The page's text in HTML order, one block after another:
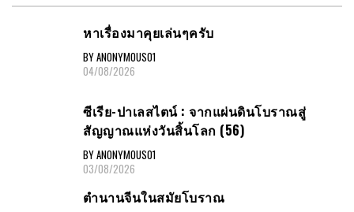
หาเรื่องมาคุยเล่นๆครับ
BY ANONYMOUS01
04/08/2026
ซีเรีย-ปาเลสไตน์ : จากแผ่นดินโบราณสู่
สัญญาณแห่งวันสิ้นโลก (56)
BY ANONYMOUS01
03/08/2026
ตำนานจีนในสมัยโบราณ